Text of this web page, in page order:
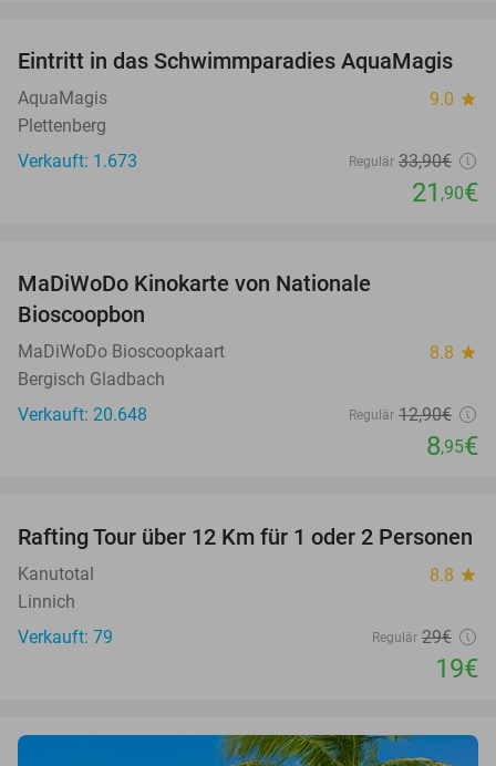
35%
Eintritt in das Schwimmparadies AquaMagis
AquaMagis 9.0 star
Plettenberg
Verkauft: 1.673
Regulär 33,90€
21 ,90€
MaDiWoDo Kinokarte von Nationale
Bioscoopbon
MaDiWoDo Bioscoopkaart 8.8 star
Bergisch Gladbach
Verkauft: 20.648
Regulär 12,90€
8,95€
34%
Rafting Tour über 12 Km für 1 oder 2 Personen
Kanutotal 8.8 star
Linnich
Verkauft: 79
Regulär 29€
19€